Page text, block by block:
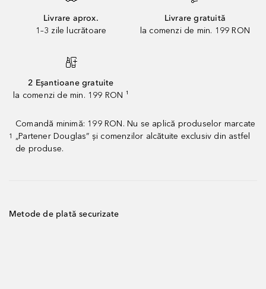
Livrare aprox.
1–3 zile lucrătoare
Livrare gratuită
la comenzi de min. 199 RON
2 Eșantioane gratuite
la comenzi de min. 199 RON ¹
1
Comandă minimă: 199 RON. Nu se aplică produselor marcate
„Partener Douglas” și comenzilor alcătuite exclusiv din astfel
de produse.
Metode de plată securizate